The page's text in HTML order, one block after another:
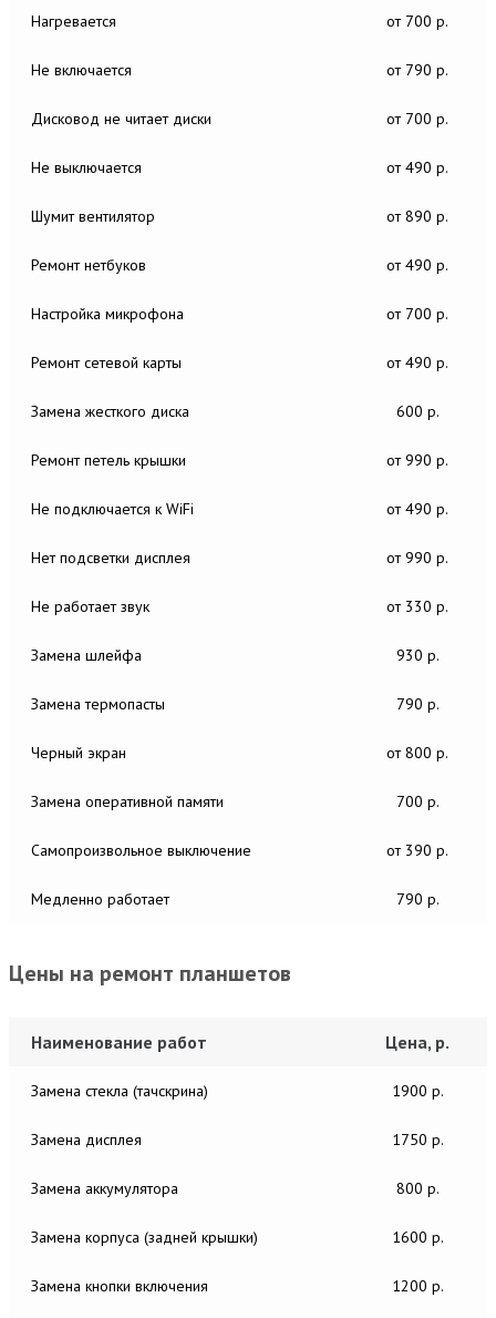
Нагревается от 700 р.
Не включается от 790 р.
Дисковод не читает диски от 700 р.
Не выключается от 490 р.
Шумит вентилятор от 890 р.
Ремонт нетбуков от 490 р.
Настройка микрофона от 700 р.
Ремонт сетевой карты от 490 р.
Замена жесткого диска 600 р.
Ремонт петель крышки от 990 р.
Не подключается к WiFi от 490 р.
Нет подсветки дисплея от 990 р.
Не работает звук от 330 р.
Замена шлейфа 930 р.
Замена термопасты 790 р.
Черный экран от 800 р.
Замена оперативной памяти 700 р.
Самопроизвольное выключение от 390 р.
Медленно работает 790 р.
Цены на ремонт планшетов
Наименование работ Цена, р.
Замена стекла (тачскрина) 1900 р.
Замена дисплея 1750 р.
Замена аккумулятора 800 р.
Замена корпуса (задней крышки) 1600 р.
Замена кнопки включения 1200 р.